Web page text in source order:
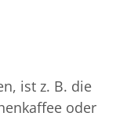
ist z. B. die
oder